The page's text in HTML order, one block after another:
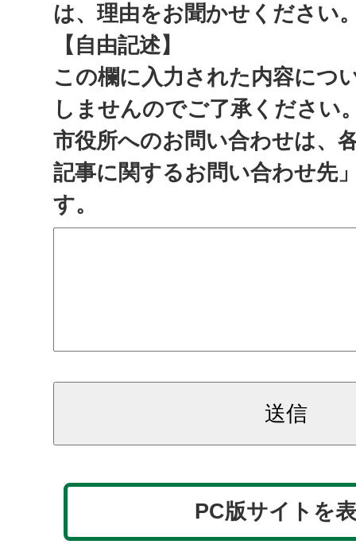
は、理由をお聞かせください
【自由記述】
この欄に入力された内容につ
しませんのでご了承ください
市役所へのお問い合わせは、
記事に関するお問い合わせ先
す。
PC版サイトを